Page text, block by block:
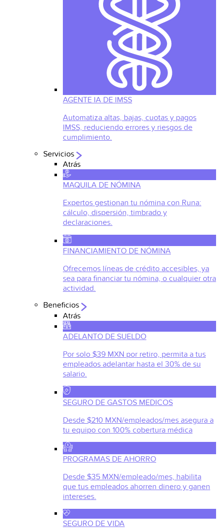
AGENTE IA DE IMSS
Automatiza altas, bajas, cuotas y pagos
IMSS, reduciendo errores y riesgos de
cumplimiento.
Servicios
Atrás
MAQUILA DE NÓMINA
Expertos gestionan tu nómina con Runa:
cálculo, dispersión, timbrado y
declaraciones.
FINANCIAMIENTO DE NÓMINA
Ofrecemos líneas de crédito accesibles, ya
sea para financiar tu nómina, o cualquier otra
actividad.
Beneficios
Atrás
ADELANTO DE SUELDO
Por solo $39 MXN por retiro, permita a tus
empleados adelantar hasta el 30% de su
salario.
SEGURO DE GASTOS MEDICOS
Desde $210 MXN/empleados/mes asegura a
tu equipo con 100% cobertura médica
PROGRAMAS DE AHORRO
Desde $35 MXN/empleado/mes, habilita
que tus empleados ahorren dinero y ganen
intereses.
SEGURO DE VIDA